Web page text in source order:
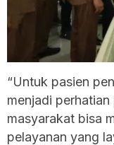
“Untuk pasien
menjadi
masyarakat bisa
pelayanan yang